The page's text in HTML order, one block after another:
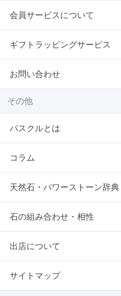
会員サービスについて
ギフトラッピングサービス
お問い合わせ
その他
パスクルとは
コラム
天然石・パワーストーン辞典
石の組み合わせ・相性
出店について
サイトマップ